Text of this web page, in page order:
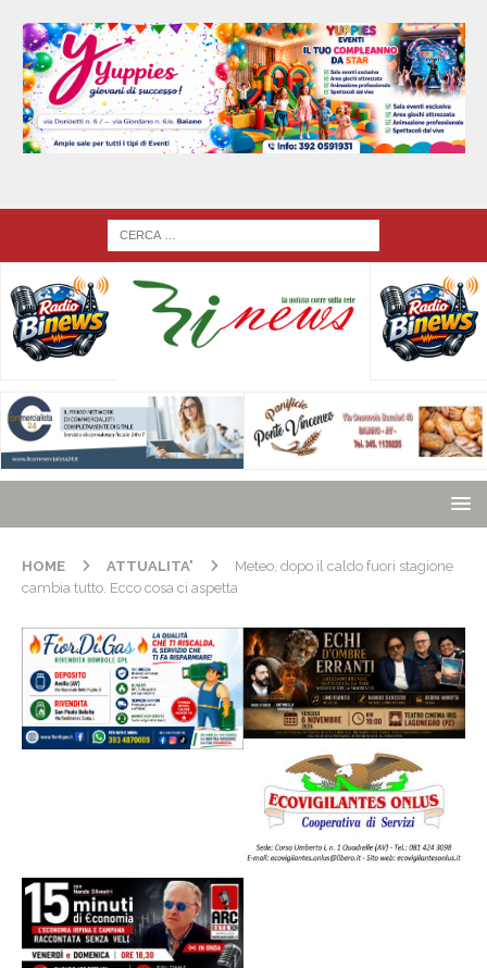
HOME ATTUALITA'
Meteo, dopo il caldo fuori stagione
cambia tutto. Ecco cosa ci aspetta